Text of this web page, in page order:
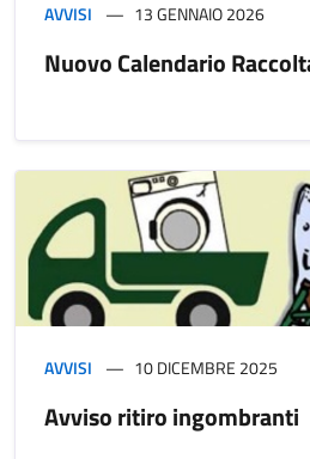
AVVISI 13 GENNAIO 2026
Nuovo Calendario
AVVISI 10 DICEMBRE 2025
Avviso ritiro ingombranti